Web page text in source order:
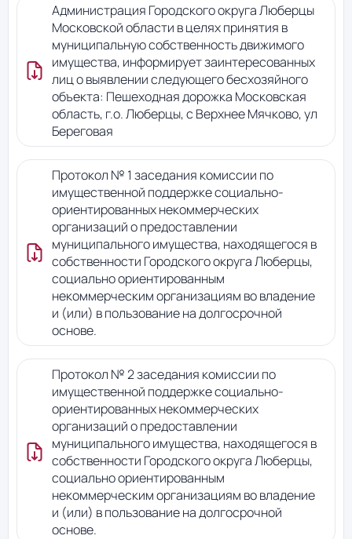
Администрация Городского округа Люберцы
Московской области в целях принятия в
муниципальную собственность движимого
имущества, информирует заинтересованных
лиц о выявлении следующего бесхозяйного
объекта: Пешеходная дорожка Московская
область, г.о. Люберцы, с Верхнее Мячково, ул
Береговая
Протокол № 1 заседания комиссии по
имущественной поддержке социально-
ориентированных некоммерческих
организаций о предоставлении
муниципального имущества, находящегося в
собственности Городского округа Люберцы,
социально ориентированным
некоммерческим организациям во владение
и (или) в пользование на долгосрочной
основе.
Протокол № 2 заседания комиссии по
имущественной поддержке социально-
ориентированных некоммерческих
организаций о предоставлении
муниципального имущества, находящегося в
собственности Городского округа Люберцы,
социально ориентированным
некоммерческим организациям во владение
и (или) в пользование на долгосрочной
основе.